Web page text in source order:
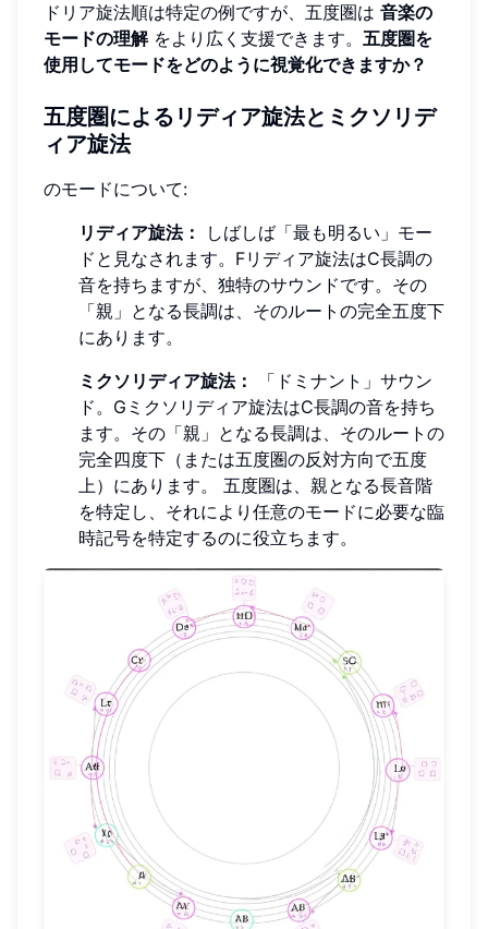
ドリア旋法順は特定の例ですが、五度圏は 音楽の
モードの理解をより広く支援できます。 五度圏を
使用してモードをどのように視覚化できますか？
五度圏によるリディア旋法とミクソリデ
ィア旋法
のモードについて:
リディア旋法：
しばしば「最も明るい」モー
ドと見なされます。Fリディア旋法はC長調の
音を持ちますが、独特のサウンドです。その
「親」となる長調は、そのルートの完全五度下
にあります。
ミクソリディア旋法：
「ドミナント」サウン
ド。Gミクソリディア旋法はC長調の音を持ち
ます。その「親」となる長調は、そのルートの
完全四度下（または五度圏の反対方向で五度
上）にあります。 五度圏は、親となる長音階
を特定し、それにより任意のモードに必要な臨
時記号を特定するのに役立ちます。